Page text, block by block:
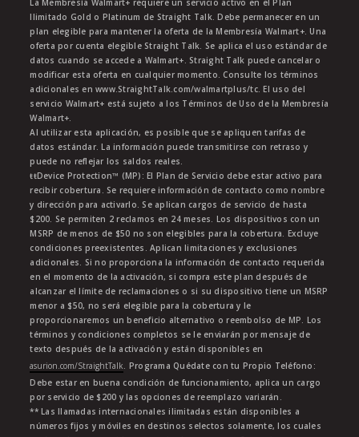
La Membresía Walmart+ requiere un servicio activo en el Plan
Ilimitado Gold o Platinum de Straight Talk. Debe permanecer en un
plan elegible para mantener la oferta de la Membresía Walmart+. Una
oferta por cuenta elegible Straight Talk. Se aplica el uso estándar de
datos cuando se accede a Walmart+. Straight Talk puede cancelar o
modificar esta oferta en cualquier momento. Consulte los términos
adicionales en www.StraightTalk.com/walmartplus/tc. El uso del
servicio Walmart+ está sujeto a los Términos de Uso de la Membresía
Walmart+.
Al utilizar esta aplicación, es posible que se apliquen tarifas de
datos estándar. La información puede transmitirse con retraso y
puede no reflejar los saldos reales.
ŧŧDevice Protection™ (MP): El Plan de Servicio debe estar activo para
recibir cobertura. Se requiere información de contacto como nombre
y dirección para activarlo. Se aplican cargos de servicio de hasta
$200. Se permiten 2 reclamos en 24 meses. Los dispositivos con un
MSRP de menos de $50 no son elegibles para la cobertura. Excluye
condiciones preexistentes. Aplican limitaciones y exclusiones
adicionales. Si no proporciona la información de contacto requerida
en el momento de la activación, si compra este plan después de
alcanzar el límite de reclamaciones o si su dispositivo tiene un MSRP
menor a $50, no será elegible para la cobertura y le
proporcionaremos un beneficio alternativo o reembolso de MP. Los
términos y condiciones completos se le enviarán por mensaje de
texto después de la activación y están disponibles en
asurion.com/StraightTalk. Programa Quédate con tu Propio Teléfono:
Debe estar en buena condición de funcionamiento, aplica un cargo
por servicio de $200 y las opciones de reemplazo variarán.
** Las llamadas internacionales ilimitadas están disponibles a
números fijos y móviles en destinos selectos solamente, los cuales